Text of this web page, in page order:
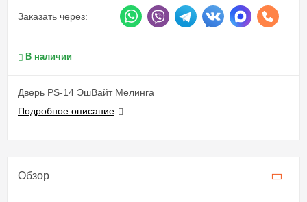
Заказать через:
В наличии
Дверь PS-14 ЭшВайт Мелинга
Подробное описание
Обзор